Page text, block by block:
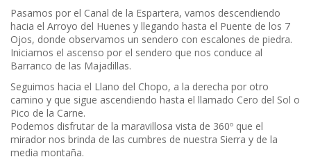
Pasamos por el Canal de la Espartera, vamos descendiendo
hacia el Arroyo del Huenes y llegando hasta el Puente de los 7
Ojos, donde observamos un sendero con escalones de piedra.
Iniciamos el ascenso por el sendero que nos conduce al
Barranco de las Majadillas.
Seguimos hacia el Llano del Chopo, a la derecha por otro
camino y que sigue ascendiendo hasta el llamado Cero del Sol o
Pico de la Carne.
Podemos disfrutar de la maravillosa vista de 360º que el
mirador nos brinda de las cumbres de nuestra Sierra y de la
media montaña.